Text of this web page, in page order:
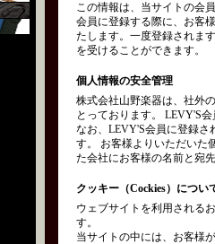
この情報は、当サイトの会
会員に登録する際に、お客
たします。一度登録されま
を受けることができます。
個人情報の安全管理
株式会社山野楽器は、社外
とっております。 LEVY'S
なお、LEVY'S会員に登録さ
す。 お客様よりいただいた
た会社にお客様の名前と宛
クッキー（Cockies）につい
ウェブサイトを利用される
す。
当サイトの中には、お客様